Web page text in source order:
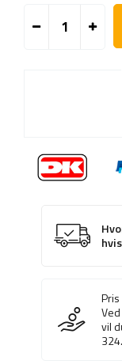
vil